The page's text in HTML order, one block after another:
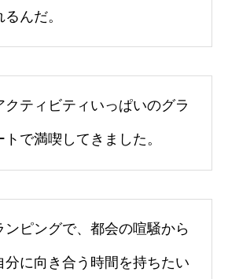
んだ。
クティビティいっぱいのグラ
で満喫してきました。
ンピングで、都会の喧騒から
分に向き合う時間を持ちたい